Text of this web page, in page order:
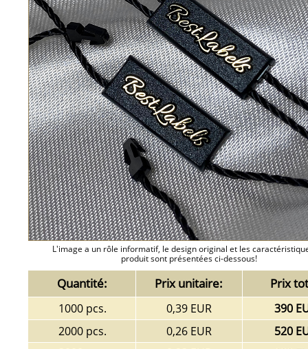
L'image a un rôle informatif, le design original et les
produit sont présentées ci-dessous!
Quantité: Prix unitaire: Prix
1000 pcs. 0,39 EUR
390
2000 pcs.
0,26 EUR
520